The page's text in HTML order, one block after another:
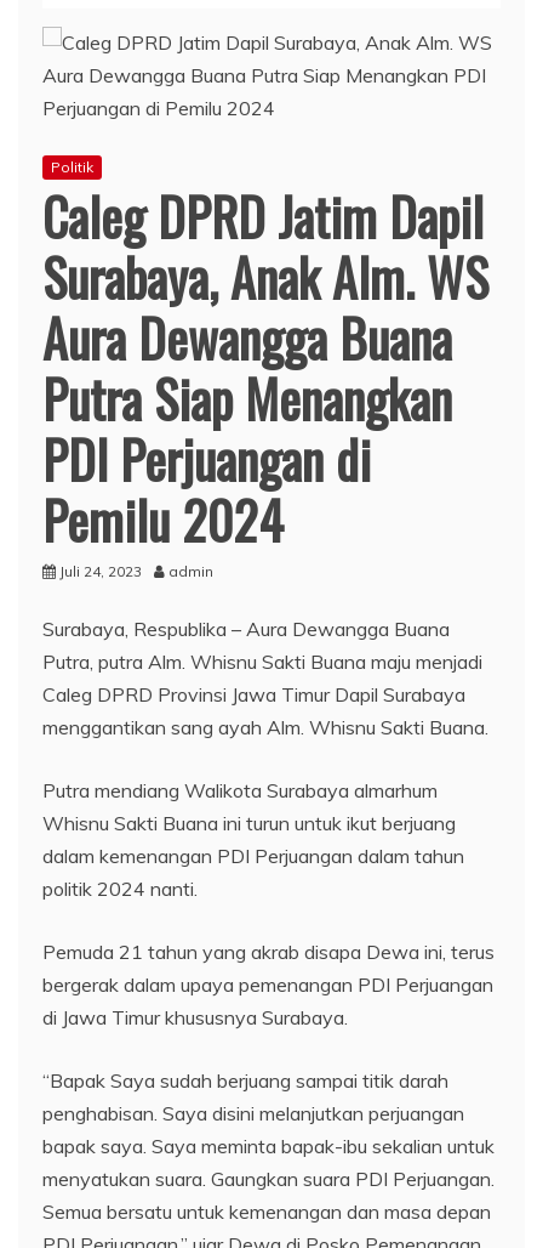
Politik
Caleg DPRD Jatim Dapil
Surabaya, Anak Alm. WS
Aura Dewangga Buana
Putra Siap Menangkan
PDI Perjuangan di
Pemilu 2024
Juli 24, 2023 admin
Surabaya, Respublika – Aura Dewangga Buana
Putra, putra Alm. Whisnu Sakti Buana maju menjadi
Caleg DPRD Provinsi Jawa Timur Dapil Surabaya
menggantikan sang ayah Alm. Whisnu Sakti Buana.
Putra mendiang Walikota Surabaya almarhum
Whisnu Sakti Buana ini turun untuk ikut berjuang
dalam kemenangan PDI Perjuangan dalam tahun
politik 2024 nanti.
Pemuda 21 tahun yang akrab disapa Dewa ini, terus
bergerak dalam upaya pemenangan PDI Perjuangan
di Jawa Timur khususnya Surabaya.
“Bapak Saya sudah berjuang sampai titik darah
penghabisan. Saya disini melanjutkan perjuangan
bapak saya. Saya meminta bapak-ibu sekalian untuk
menyatukan suara. Gaungkan suara PDI Perjuangan.
Semua bersatu untuk kemenangan dan masa depan